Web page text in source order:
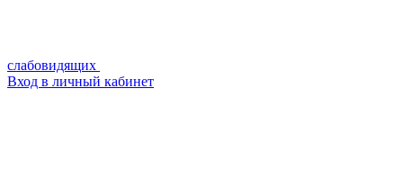
слабовидящих
Вход в личный кабинет